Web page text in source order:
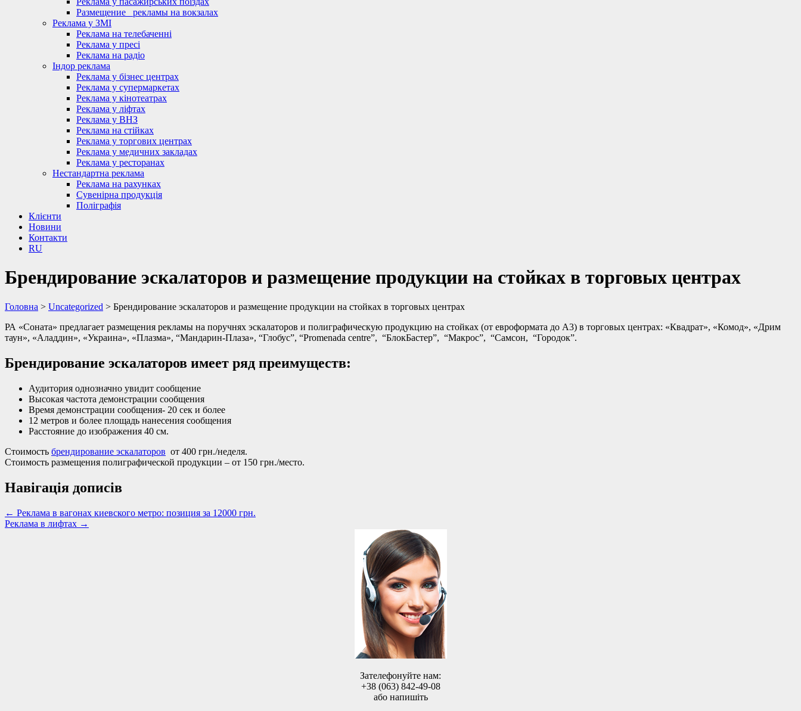
Размещение_ рекламы на вокзалах
Реклама у ЗМІ
Реклама на телебаченні
Реклама у пресі
Реклама на радіо
Індор реклама
Реклама у бізнес центрах
Реклама у супермаркетах
Реклама у кінотеатрах
Реклама у ліфтах
Реклама у ВНЗ
Реклама на стійках
Реклама у торгових центрах
Реклама у медичних закладах
Реклама у ресторанах
Нестандартна реклама
Реклама на рахунках
Сувенірна продукція
Поліграфія
Клієнти
Новини
Контакти
RU
Брендирование эскалаторов и размещение продукции на стойках в торговых центрах
Головна > Uncategorized > Брендирование эскалаторов и размещение продукции на стойках в торговых центрах
РА «Соната» предлагает размещения рекламы на поручнях эскалаторов и полиграфическую продукцию на стойках (от евроформата до А3) в торговых центрах: «Квадрат», «Комод», «Дрим
таун», «Аладдин», «Украина», «Плазма», “Мандарин-Плаза», “Глобус”, “Promenada centre”, “БлокБастер”, “Макрос”, “Самсон, “Городок”.
Брендирование эскалаторов имеет ряд преимуществ:
Аудитория однозначно увидит сообщение
Высокая частота демонстрации сообщения
Время демонстрации сообщения- 20 сек и более
12 метров и более площадь нанесения сообщения
Расстояние до изображения 40 см.
Стоимость брендирование эскалаторов от 400 грн./неделя.
Стоимость размещения полиграфической продукции – от 150 грн./место.
Навігація дописів
← Реклама в вагонах киевского метро: позиция за 12000 грн.
Реклама в лифтах →
Зателефонуйте нам:
+38 (063) 842-49-08
або напишіть